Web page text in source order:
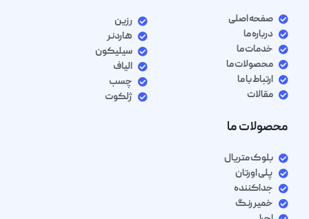
صفحه اصلی
درباره ما
خدمات ما
محصولات ما
ارتباط با ما
مقالات
رزین
هاردنر
سیلیکون
الیاف
چسب
ژلکوت
محصولات ما
بلوک متریال
پلی اورتان
جداکننده
خمیر رنگ